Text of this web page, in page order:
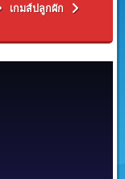
เกมส์ปลูกผัก